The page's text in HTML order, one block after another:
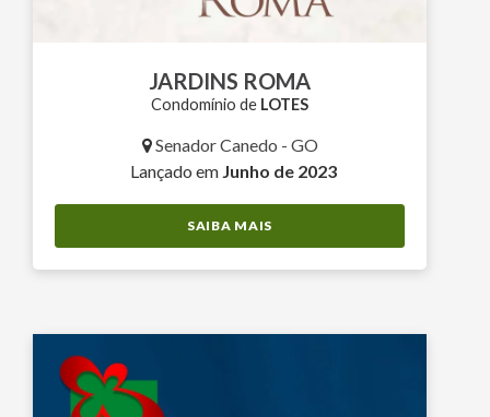
JARDINS ROMA
Condomínio de LOTES
Senador Canedo - GO
Lançado em Junho de 2023
SAIBA MAIS